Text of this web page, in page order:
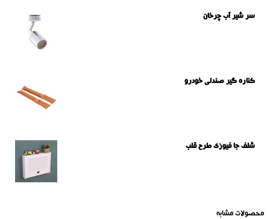
سر شیر آب چرخان
کناره گیر صندلی خودرو
شلف جا فیوزی طرح قلب
محصولات مشابه